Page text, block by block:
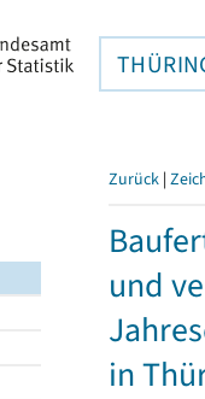
Zurück |
und
in